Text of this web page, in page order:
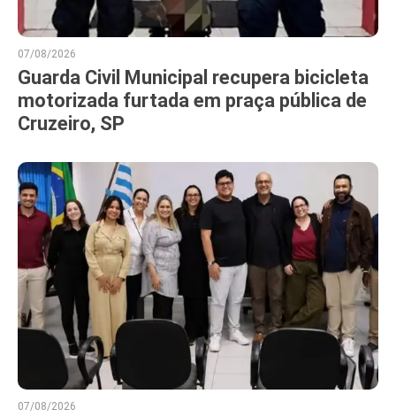
07/08/2026
Guarda Civil Municipal recupera bicicleta
motorizada furtada em praça pública de
Cruzeiro, SP
07/08/2026